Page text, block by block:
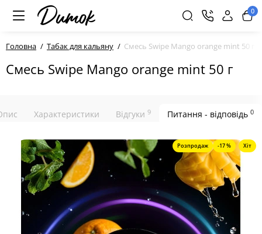
0
Головна Табак для кальяну Cмесь Swipe Mango orange mint 50 г
Cмесь Swipe Mango orange mint 50 г
Характеристики Відгуки 9 Питання - відповідь 0
Розпродаж -17 % Хіт